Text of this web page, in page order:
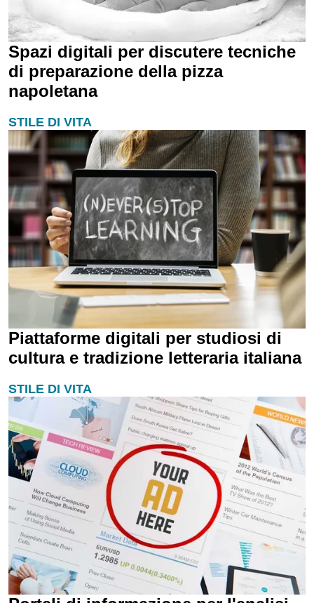
Spazi digitali per discutere tecniche
di preparazione della pizza
napoletana
STILE DI VITA
Piattaforme digitali per studiosi di
cultura e tradizione letteraria italiana
STILE DI VITA